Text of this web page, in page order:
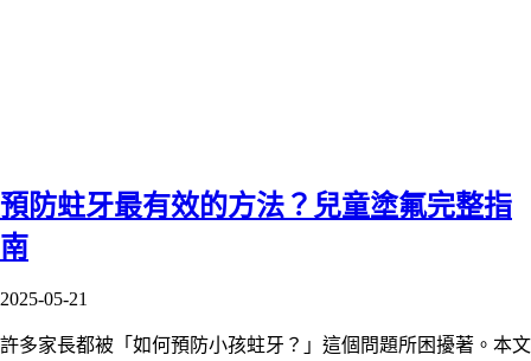
預防蛀牙最有效的方法？兒童塗氟完整指
南
2025-05-21
許多家長都被「如何預防小孩蛀牙？」這個問題所困擾著。本文